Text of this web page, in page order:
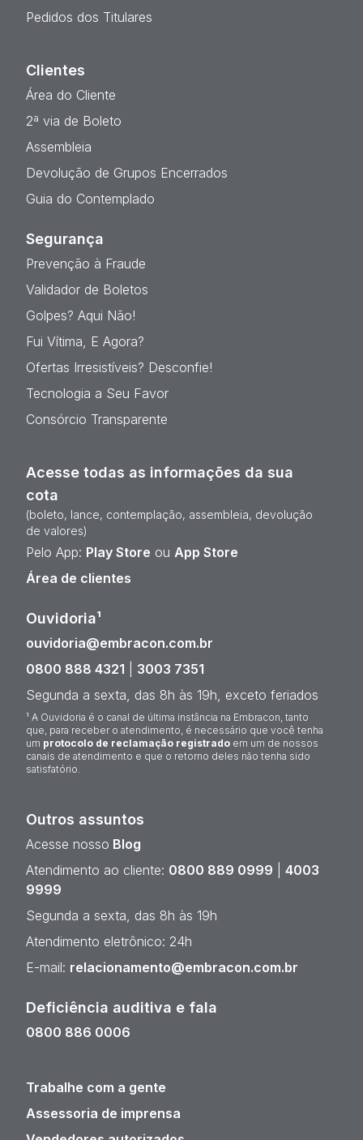
Pedidos dos Titulares
Clientes
Área do Cliente
2ª via de Boleto
Assembleia
Devolução de Grupos Encerrados
Guia do Contemplado
Segurança
Prevenção à Fraude
Validador de Boletos
Golpes? Aqui Não!
Fui Vítima, E Agora?
Ofertas Irresistíveis? Desconfie!
Tecnologia a Seu Favor
Consórcio Transparente
Acesse todas as informações da sua
cota
(boleto, lance, contemplação, assembleia, devolução
de valores)
Pelo App: Play Store ou App Store
Área de clientes
Ouvidoria¹
ouvidoria@embracon.com.br
0800 888 4321
3003 7351
Segunda a sexta, das 8h às 19h, exceto feriados
¹ A Ouvidoria é o canal de última instância na Embracon, tanto
que, para receber o atendimento, é necessário que você tenha
um protocolo de reclamação registrado em um de nossos
canais de atendimento e que o retorno deles não tenha sido
satisfatório.
Outros assuntos
Acesse nosso Blog
Atendimento ao cliente: 0800 889 0999
4003
9999
Segunda a sexta, das 8h às 19h
Atendimento eletrônico: 24h
E-mail: relacionamento@embracon.com.br
Deficiência auditiva e fala
0800 886 0006
Trabalhe com a gente
Assessoria de imprensa